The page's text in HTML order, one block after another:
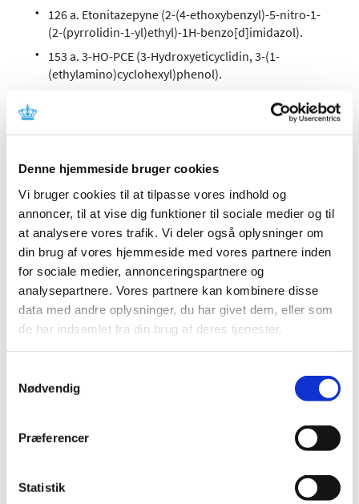
Denne hjemmeside bruger cookies
Vi bruger cookies til at tilpasse vores indhold og
annoncer, til at vise dig funktioner til sociale medier og til
at analysere vores trafik. Vi deler også oplysninger om
din brug af vores hjemmeside med vores partnere inden
for sociale medier, annonceringspartnere og
analysepartnere. Vores partnere kan kombinere disse
data med andre oplysninger, du har givet dem, eller som
de har indsamlet fra din brug af deres tjenester.
Nødvendig
Præferencer
Statistik
126 a. Etonitazepyne (2-(4-ethoxybenzyl)-5-nitro-1-
(2-(pyrrolidin-1-yl)ethyl)-1H-benzo[d]imidazol).
153 a. 3-HO-PCE (3-Hydroxyeticyclidin, 3-(1-
(ethylamino)cyclohexyl)phenol).
214 a. 3-Me-2-oxo-PCE (Deoxymethoxetamin, 2-
(ethylamino)-2-(m-tolyl)cyclohexan-1-on).
228 a. 2-Methyl-AP-237 (1-(2-methyl-4-(3-
(3-methylphenyl)propan-1-on).
252 a. MXiPr (Methoxisopropamin, 2-
(isopropylamino)-2-(3-methoxyphenyl)cyclohexan-
1-on).
252 b. MXPr (Methoxpropamin, 2-(3-
methoxyphenyl)-2-(propylamino)cyclohexan-1-on).
Liste E
[1,2,4]triazolo[4,3-a][1,4]diazepin-1-yl)-N,N-
8 a. Bromazolam (8-bromo-1-methyl-6-phenyl-4H-
benzo[f][1,2,4]triazolo[4,3-a][1,4]diazepin).
dihydro-2H-benzo[e][1,4]diazepin-2-on).